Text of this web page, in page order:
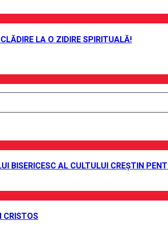
LA O ZIDIRE SPIRITUALĂ!
BISERICESC AL CULTULUI CREȘTIN
CRISTOS